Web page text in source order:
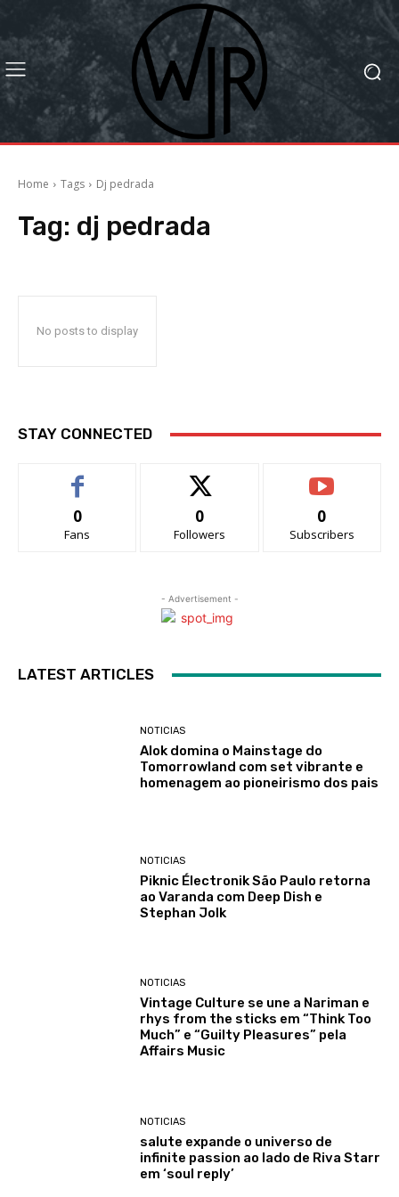
Home Tags Dj pedrada
Tag: dj pedrada
No posts to display
STAY CONNECTED
0
Fans
0
Followers
0
Subscribers
- Advertisement -
LATEST ARTICLES
NOTICIAS
Alok domina o Mainstage do
Tomorrowland com set vibrante e
homenagem ao pioneirismo dos pais
NOTICIAS
Piknic Électronik São Paulo retorna
ao Varanda com Deep Dish e
Stephan Jolk
NOTICIAS
Vintage Culture se une a Nariman e
rhys from the sticks em “Think Too
Much” e “Guilty Pleasures” pela
Affairs Music
NOTICIAS
salute expande o universo de
infinite passion ao lado de Riva Starr
em ‘soul reply’